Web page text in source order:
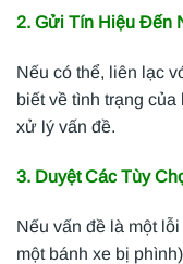
2. Gửi Tín Hiệu Đến
Nếu có thể, liên lạc
biết về tình trạng
xử lý vấn đề.
3. Duyệt Các Tùy
Nếu vấn đề là một
một bánh xe bị